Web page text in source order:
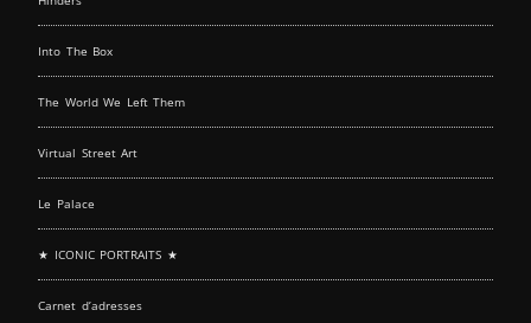
Into The Box
The World We Left Them
Virtual Street Art
Le Palace
★ ICONIC PORTRAITS ★
Carnet d’adresses